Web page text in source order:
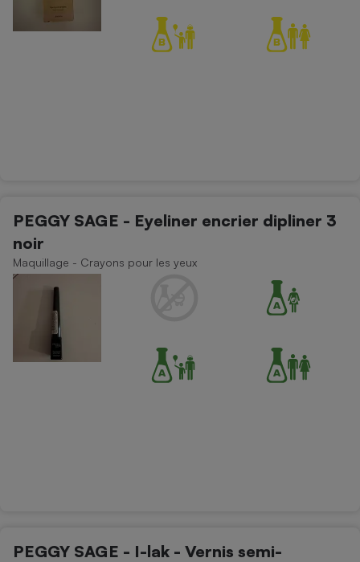
PEGGY SAGE - Eyeliner encrier dipliner 3
noir
Maquillage - Crayons pour les yeux
PEGGY SAGE - I-lak - Vernis semi-